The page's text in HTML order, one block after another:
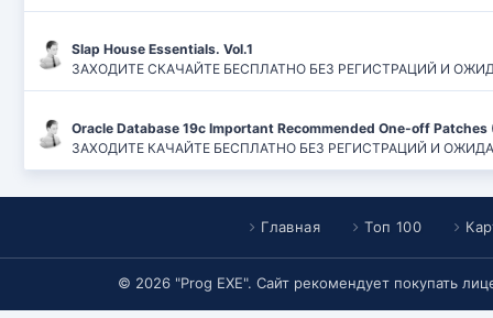
Slap House Essentials. Vol.1
ЗАХОДИТЕ СКАЧАЙТЕ БЕСПЛАТНО БЕЗ РЕГИСТРАЦИЙ И
Oracle Database 19c Important Recommended One-off Patches
ЗАХОДИТЕ КАЧАЙТЕ БЕСПЛАТНО БЕЗ РЕГИСТРАЦИЙ И
Главная Топ 100
© 2026 "Prog EXE". Сайт рекомендует покупать